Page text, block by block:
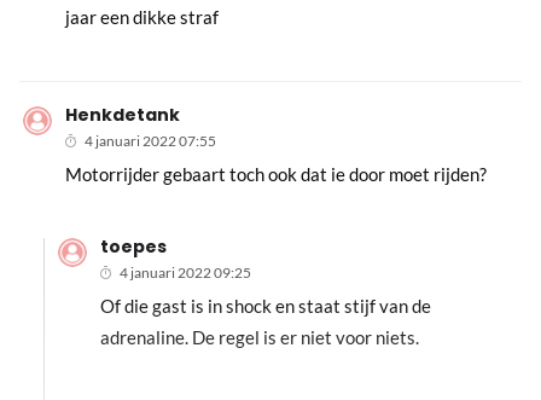
Henkdetank
4 januari 2022 07:55
Motorrijder gebaart toch ook dat ie door moet rijden?
toepes
4 januari 2022 09:25
Of die gast is in shock en staat stijf van de
adrenaline. De regel is er niet voor niets.
jaar een dikke straf